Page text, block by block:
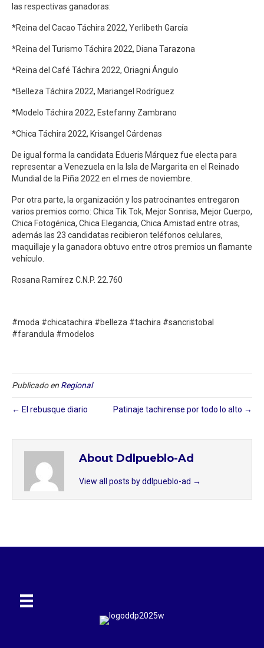
las respectivas ganadoras:
*Reina del Cacao Táchira 2022, Yerlibeth García
*Reina del Turismo Táchira 2022, Diana Tarazona
*Reina del Café Táchira 2022, Oriagni Ángulo
*Belleza Táchira 2022, Mariangel Rodríguez
*Modelo Táchira 2022, Estefanny Zambrano
*Chica Táchira 2022, Krisangel Cárdenas
De igual forma la candidata Edueris Márquez fue electa para
representar a Venezuela en la Isla de Margarita en el Reinado
Mundial de la Piña 2022 en el mes de noviembre.
Por otra parte, la organización y los patrocinantes entregaron
varios premios como: Chica Tik Tok, Mejor Sonrisa, Mejor Cuerpo,
Chica Fotogénica, Chica Elegancia, Chica Amistad entre otras,
además las 23 candidatas recibieron teléfonos celulares,
maquillaje y la ganadora obtuvo entre otros premios un flamante
vehículo.
Rosana Ramírez C.N.P. 22.760
#moda #chicatachira #belleza #tachira #sancristobal
#farandula #modelos
Publicado en Regional
← El rebusque diario Patinaje tachirense por todo lo alto →
About Ddlpueblo-Ad
View all posts by ddlpueblo-ad →